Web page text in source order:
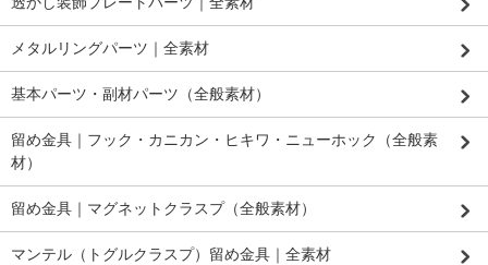
メタルリングパーツ｜全素材
基本パーツ・副材パーツ（全般素材）
留め金具｜フック・カニカン・ヒキワ・ニューホック（全般素
材）
留め金具｜マグネットクラスプ（全般素材）
マンテル（トグルクラスプ）留め金具｜全素材